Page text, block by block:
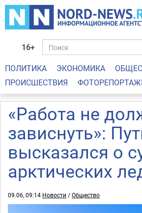
16+
ПОЛИТИКА ЭКОНОМИКА
ПРОИСШЕСТВИЯ
«Работа не
зависнуть»:
высказался о
арктических
09.06, 09:14 Новости /Общество